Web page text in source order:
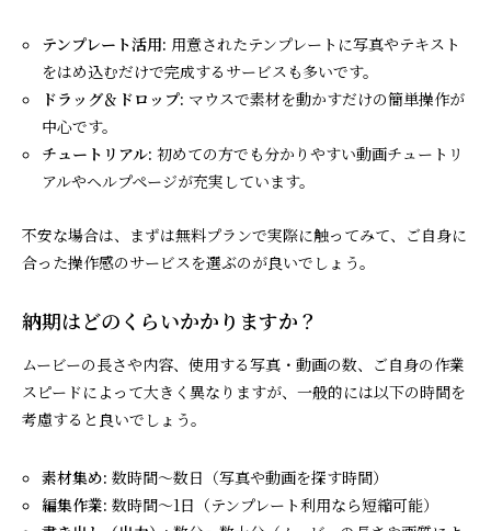
テンプレート活用: 用意されたテンプレートに写真やテキスト
をはめ込むだけで完成するサービスも多いです。
ドラッグ＆ドロップ: マウスで素材を動かすだけの簡単操作が
中心です。
チュートリアル: 初めての方でも分かりやすい動画チュートリ
アルやヘルプページが充実しています。
不安な場合は、まずは無料プランで実際に触ってみて、ご自身に
合った操作感のサービスを選ぶのが良いでしょう。
納期はどのくらいかかりますか？
ムービーの長さや内容、使用する写真・動画の数、ご自身の作業
スピードによって大きく異なりますが、一般的には以下の時間を
考慮すると良いでしょう。
素材集め: 数時間～数日（写真や動画を探す時間）
編集作業: 数時間～1日（テンプレート利用なら短縮可能）